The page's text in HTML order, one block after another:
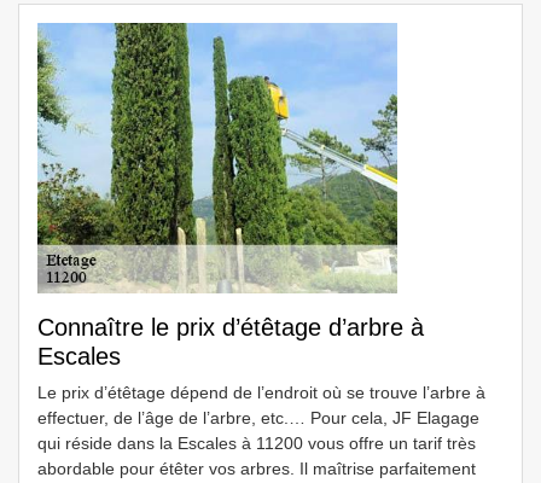
Connaître le prix d’étêtage d’arbre à
Escales
Le prix d’étêtage dépend de l’endroit où se trouve l’arbre à
effectuer, de l’âge de l’arbre, etc.… Pour cela, JF Elagage
qui réside dans la Escales à 11200 vous offre un tarif très
abordable pour étêter vos arbres. Il maîtrise parfaitement